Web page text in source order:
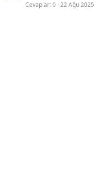
Cevaplar 0 22 Ağu 2025